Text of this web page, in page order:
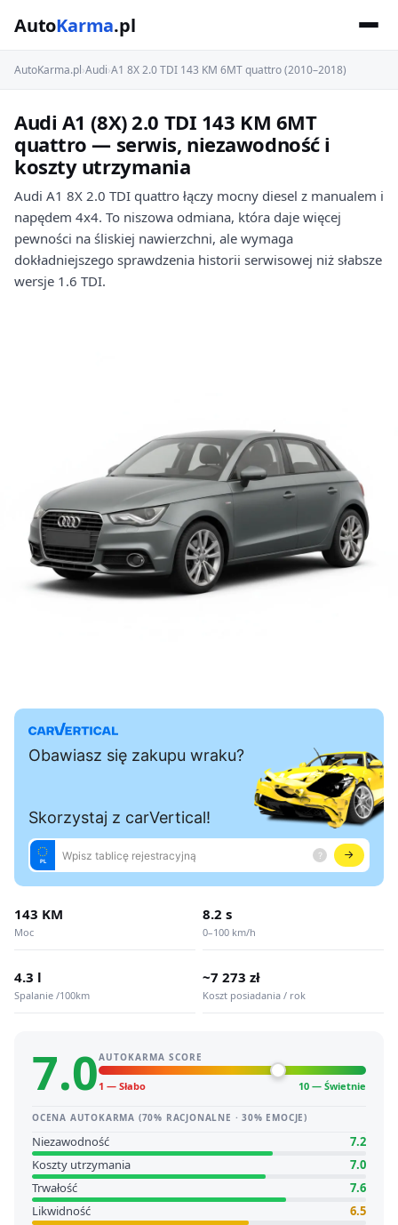
AutoKarma.pl
AutoKarma.pl›Audi›A1 8X 2.0 TDI 143 KM 6MT quattro (2010–2018)
Audi A1 (8X) 2.0 TDI 143 KM 6MT
quattro — serwis, niezawodność i
koszty utrzymania
Audi A1 8X 2.0 TDI quattro łączy mocny diesel z manualem i
napędem 4x4. To niszowa odmiana, która daje więcej
pewności na śliskiej nawierzchni, ale wymaga
dokładniejszego sprawdzenia historii serwisowej niż słabsze
wersje 1.6 TDI.
143 KM
Moc
8.2 s
0–100 km/h
4.3 l
Spalanie /100km
~7 273 zł
Koszt posiadania / rok
7.0AUTOKARMA SCORE
1 — Słabo 10 — Świetnie
OCENA AUTOKARMA (70% RACJONALNE · 30% EMOCJE)
Niezawodność
7.2
Koszty utrzymania
7.0
Trwałość
7.6
Likwidność
6.5